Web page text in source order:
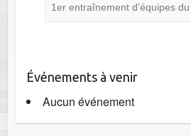
1er entraînement d’équipes
Événements à venir
Aucun événement